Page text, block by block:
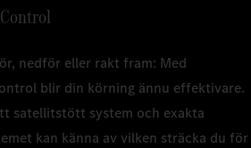
nedför eller rakt fram: Med
blir din körning ännu effektivare.
satellitstött system och exakta
kan känna av vilken sträcka du för